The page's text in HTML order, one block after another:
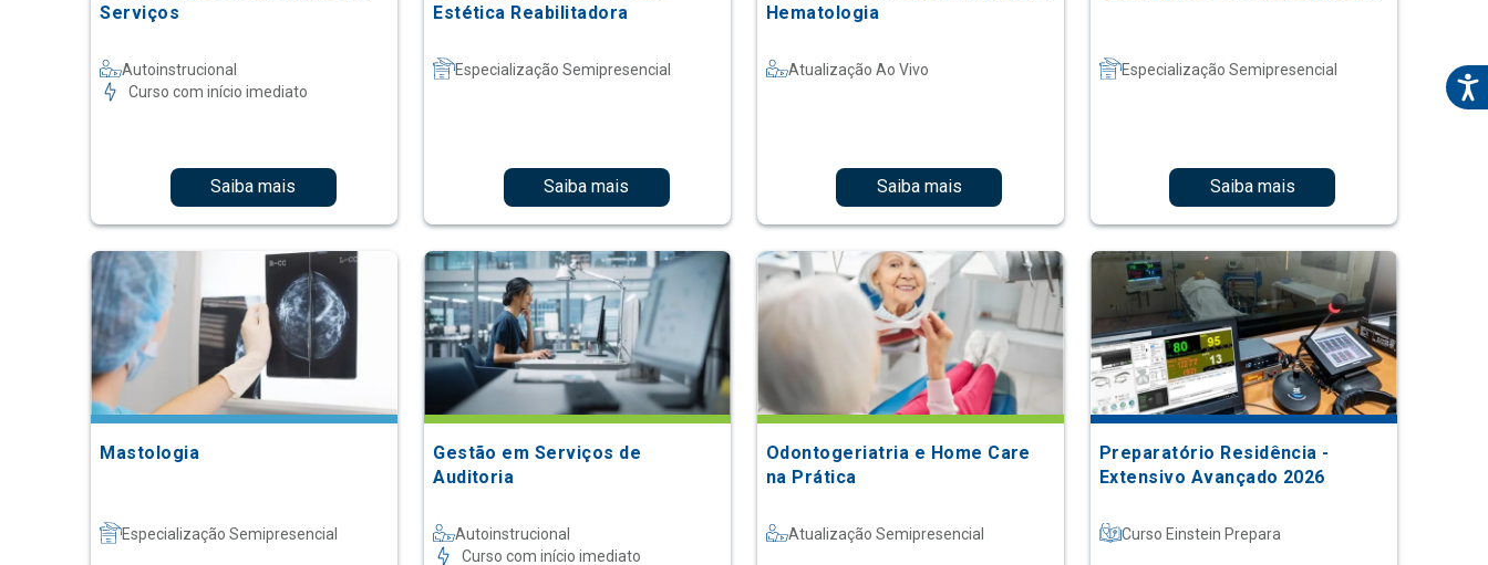
Serviços
Autoinstrucional
Curso com início imediato
Saiba mais
Estética Reabilitadora
Especialização Semipresencial
Saiba mais
Hematologia
Atualização Ao Vivo
Saiba mais
Especialização Semipresencial
Saiba mais
Mastologia
Especialização Semipresencial
Gestão em Serviços de
Auditoria
Autoinstrucional
Curso com início imediato
Odontogeriatria e Home Care
na Prática
Atualização Semipresencial
Preparatório Residência -
Extensivo Avançado 2026
Curso Einstein Prepara